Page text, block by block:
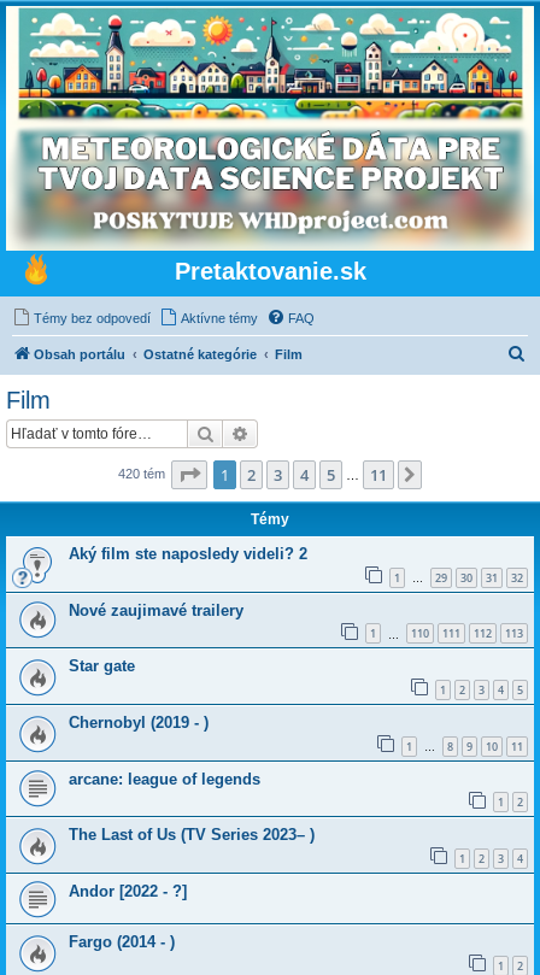
Pretaktovanie.sk
Témy bez odpovedí Aktívne témy FAQ
Obsah portálu Ostatné kategórie Film
Film
Hľadať
420 tém Strana z11
1 2 3 4 5 11
Témy
Aký film ste naposledy videli? 2
1 … 29 30 31 32
Nové zaujimavé trailery
1 110 111 112 113
Star gate
1 2 3 4 5
Chernobyl (2019 - )
1 … 8 9 10 11
arcane: league of legends
1 2
The Last of Us (TV Series 2023– )
1 2 3 4
Andor [2022 - ?]
Fargo (2014 - )
1 2